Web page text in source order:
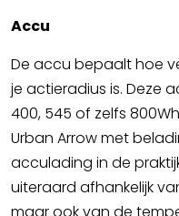
Accu
De accu bepaalt hoe
je actieradius is. Deze
400, 545 of zelfs
Urban Arrow met
acculading in de
uiteraard afhankelijk